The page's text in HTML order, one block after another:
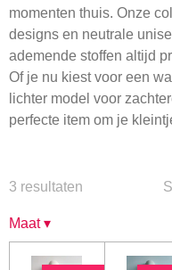
momenten thuis. Onze
designs en neutrale
ademende stoffen altijd
Of je nu kiest voor een
lichter model voor
perfecte item om je
3 resultaten
Maat▾